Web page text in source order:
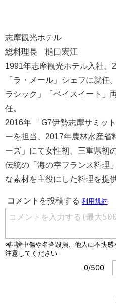
志摩観光ホテル
総料理長 樋口宏江
1991年志摩観光ホテル入社。
「ラ・メール」シェフに就任
ラシック」「ベイスイート」
任。
2016年 「G7伊勢志摩サミッ
ーを担当、2017年農林水産省
ーズ」にて女性初、三重県初
伝統の「海の幸フランス料理
な素材を主役にした料理を提